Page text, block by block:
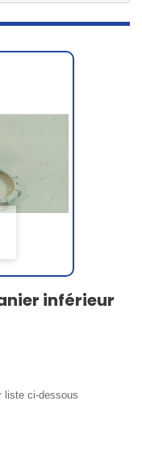
inférieur
liste ci-dessous